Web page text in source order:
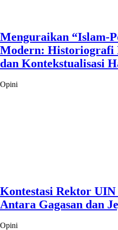
Menguraikan “Islam-
Modern: Historiografi
dan Kontekstualisasi
Opini
Kontestasi Rektor
Antara Gagasan dan
Opini